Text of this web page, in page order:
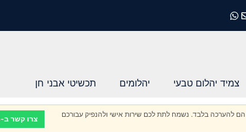
אלינואלינו
התקשרו אלינו
צמיד יהלום טבעי יהלומים תכשיטי אבני חן
להערכה בלבד. נשמח לתת לכם שירות אישי ולהנפיק עבורכם
צרו קשר ב-WhatsApp